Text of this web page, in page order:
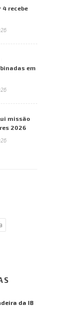
4 recebe
em
missão
2026
da IB